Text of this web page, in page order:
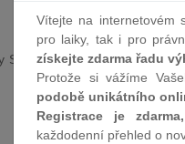
Soudního dvora ze dne 21.
Vítejte na internetovém
pro laiky, tak i pro
získejte zdarma řadu
Protože si vážíme
podobě unikátního
Registrace je
každodenní přehled o